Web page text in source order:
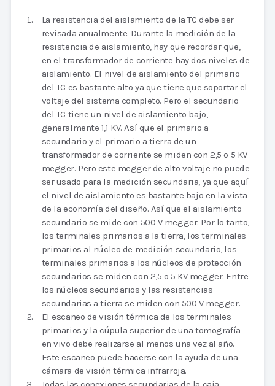
La resistencia del aislamiento de la TC debe ser
revisada anualmente. Durante la medición de la
resistencia de aislamiento, hay que recordar que,
en el transformador de corriente hay dos niveles de
aislamiento. El nivel de aislamiento del primario
del TC es bastante alto ya que tiene que soportar el
voltaje del sistema completo. Pero el secundario
del TC tiene un nivel de aislamiento bajo,
generalmente 1,1 KV. Así que el primario a
secundario y el primario a tierra de un
transformador de corriente se miden con 2,5 o 5 KV
megger. Pero este megger de alto voltaje no puede
ser usado para la medición secundaria, ya que aquí
el nivel de aislamiento es bastante bajo en la vista
de la economía del diseño. Así que el aislamiento
secundario se mide con 500 V megger. Por lo tanto,
los terminales primarios a la tierra, los terminales
primarios al núcleo de medición secundario, los
terminales primarios a los núcleos de protección
secundarios se miden con 2,5 o 5 KV megger. Entre
los núcleos secundarios y las resistencias
secundarias a tierra se miden con 500 V megger.
El escaneo de visión térmica de los terminales
primarios y la cúpula superior de una tomografía
en vivo debe realizarse al menos una vez al año.
Este escaneo puede hacerse con la ayuda de una
cámara de visión térmica infrarroja.